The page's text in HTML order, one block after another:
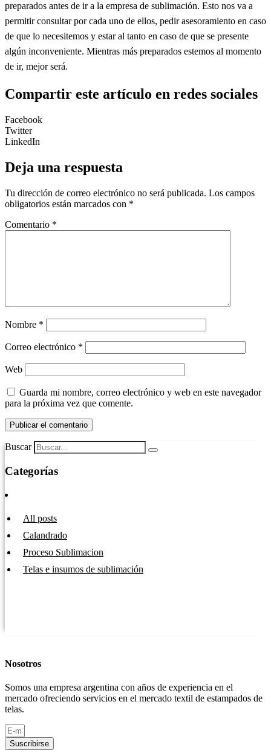
preparados antes de ir a la empresa de sublimación. Esto nos va a
permitir consultar por cada uno de ellos, pedir asesoramiento en caso
de que lo necesitemos y estar al tanto en caso de que se presente
algún inconveniente. Mientras más preparados estemos al momento
de ir, mejor será.
Compartir este artículo en redes sociales
Facebook
Twitter
LinkedIn
Deja una respuesta
Tu dirección de correo electrónico no será publicada. Los campos
obligatorios están marcados con *
Comentario *
Nombre *
Correo electrónico *
Web
Guarda mi nombre, correo electrónico y web en este navegador
para la próxima vez que comente.
Buscar
Categorías
All posts
Calandrado
Proceso Sublimacion
Telas e insumos de sublimación
Nosotros
Somos una empresa argentina con años de experiencia en el
mercado ofreciendo servicios en el mercado textil de estampados de
telas.
Suscribirse